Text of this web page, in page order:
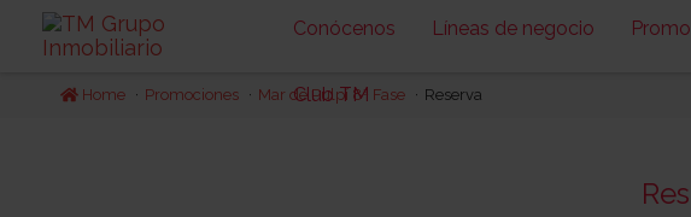
Conócenos Líneas de negocio
Club TM
Home Promociones Mar de Pulpí 8ª Fase Reserva